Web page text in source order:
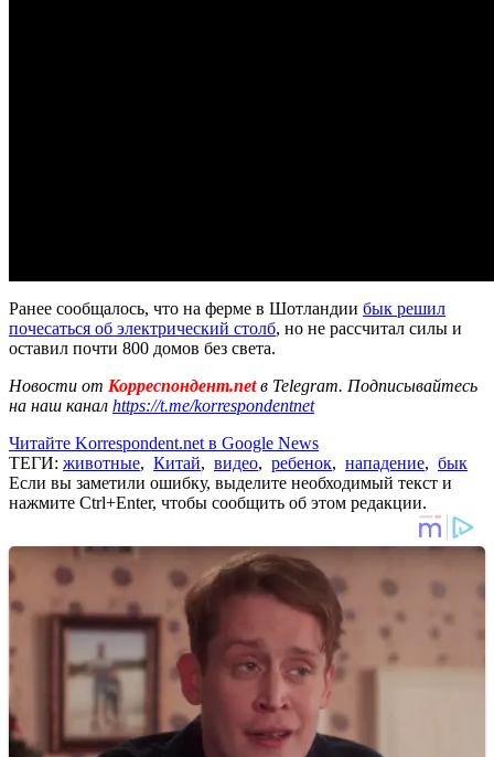
Ранее сообщалось, что на ферме в Шотландии бык решил
почесаться об электрический столб, но не рассчитал силы и
оставил почти 800 домов без света.
Новости от Корреспондент.netв Telegram. Подписывайтесь
на наш канал https://t.me/korrespondentnet
Читайте Korrespondent.net в Google News
ТЕГИ: животные, Китай, видео, ребенок, нападение, бык
Если вы заметили ошибку, выделите необходимый текст и
нажмите Ctrl+Enter, чтобы сообщить об этом редакции.